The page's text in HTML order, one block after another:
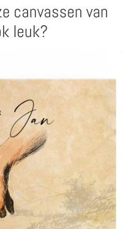
canvassen van
leuk?